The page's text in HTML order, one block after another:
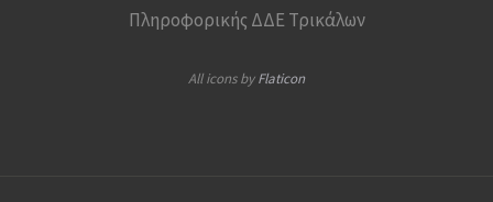
Πληροφορικής ΔΔΕ Τρικάλων
All icons byFlaticon